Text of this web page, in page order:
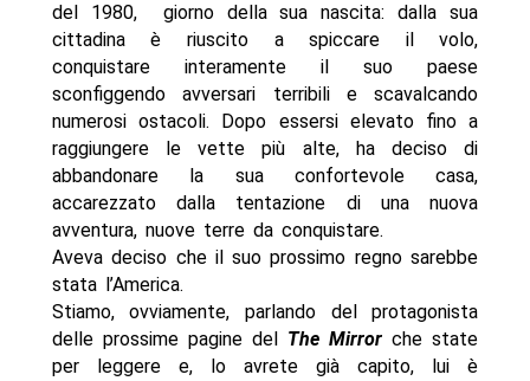
del 1980, giorno della sua nascita: dalla sua
cittadina è riuscito a spiccare il volo,
conquistare interamente il suo paese
sconfiggendo avversari terribili e scavalcando
numerosi ostacoli. Dopo essersi elevato fino a
raggiungere le vette più alte, ha deciso di
abbandonare la sua confortevole casa,
accarezzato dalla tentazione di una nuova
avventura, nuove terre da conquistare.
Aveva deciso che il suo prossimo regno sarebbe
stata l’America.
Stiamo, ovviamente, parlando del protagonista
delle prossime pagine del The Mirror che state
per leggere e, lo avrete già capito, lui è